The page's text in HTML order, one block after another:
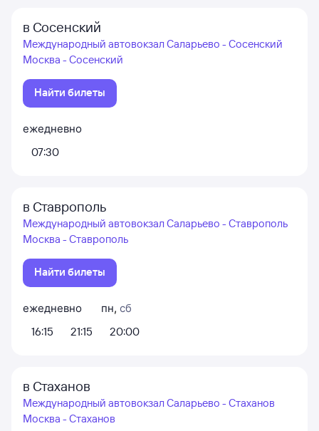
в Сосенский
Международный автовокзал Саларьево - Сосенский
Москва - Сосенский
Найти билеты
ежедневно
07:30
в Ставрополь
Международный автовокзал Саларьево - Ставрополь
Москва - Ставрополь
Найти билеты
ежедневно
16:15
21:15
пн, сб
20:00
в Стаханов
Международный автовокзал Саларьево - Стаханов
Москва - Стаханов